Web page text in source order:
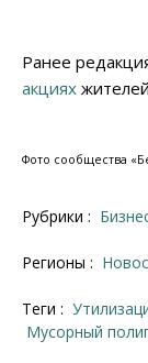
Ранее
акциях
Фото сообщества
Рубрики :
Регионы :
Теги :
мусорный